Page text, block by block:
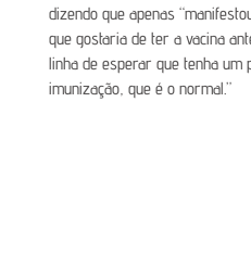
dizendo que apenas
que gostaria de ter a vacina
linha de esperar que tenha um
imunização, que é o normal.”